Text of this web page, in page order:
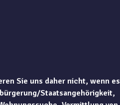
Sie uns daher nicht, wenn es
Staatsangehörigkeit,